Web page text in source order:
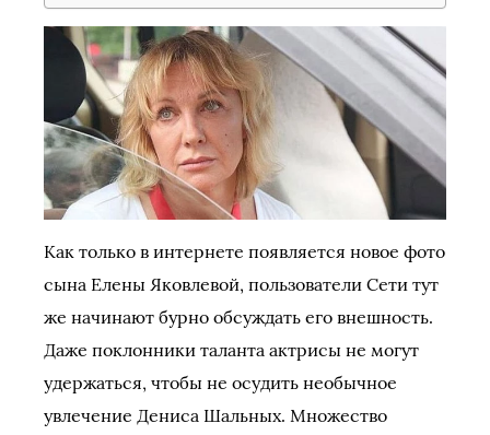
Как только в интернете появляется новое фото
сына Елены Яковлевой, пользователи Сети тут
же начинают бурно обсуждать его внешность.
Даже поклонники таланта актрисы не могут
удержаться, чтобы не осудить необычное
увлечение Дениса Шальных. Множество